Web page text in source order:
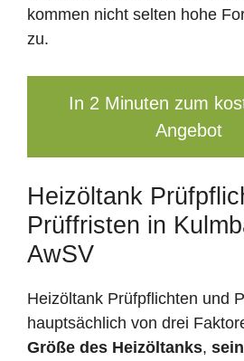
kommen nicht selten hohe
zu.
In 2 Minuten zum
Angebot
Heizöltank
Prüffristen in
AwSV
Heizöltank Prüfpflichten und
hauptsächlich von drei
Größe des Heizöltanks,